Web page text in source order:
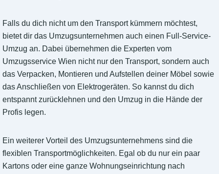
Falls du dich nicht um den Transport kümmern möchtest,
bietet dir das Umzugsunternehmen auch einen Full-Service-
Umzug an. Dabei übernehmen die Experten vom
Umzugsservice Wien nicht nur den Transport, sondern auch
das Verpacken, Montieren und Aufstellen deiner Möbel sowie
das Anschließen von Elektrogeräten. So kannst du dich
entspannt zurücklehnen und den Umzug in die Hände der
Profis legen.
Ein weiterer Vorteil des Umzugsunternehmens sind die
flexiblen Transportmöglichkeiten. Egal ob du nur ein paar
Kartons oder eine ganze Wohnungseinrichtung nach